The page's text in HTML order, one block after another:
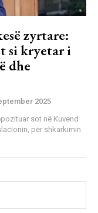
zyrtare:
si kryetar i
dhe
2025
sot në Kuvend
për shkarkimin